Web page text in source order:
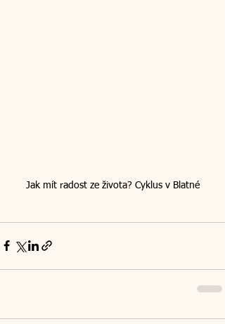
Jak mít radost ze života? Cyklus v Blatné